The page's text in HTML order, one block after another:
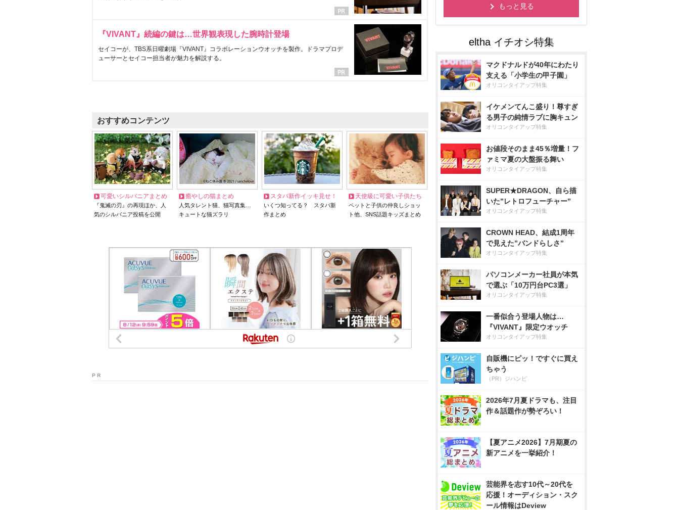
『VIVANT』続編の鍵は…世界観表現した腕時計登場
セイコーが、TBS系日曜劇場『VIVANT』コラボレーションウオッチを製作。ドラマプロデ
ューサーとセイコー担当者が魅力を解説する。
おすすめコンテンツ
可愛いシルバニアまとめ
『鬼滅の刃』の再現ほか、人
気のシルバニア投稿を公開
癒やしの猫まとめ
人気タレント猫、猫写真集…
キュートな猫ズラリ
スタバ新作イッキ見せ！
いくつ知ってる？ スタバ新
作まとめ
天使級に可愛い子供たち
ペットと子供の仲良しショッ
ト他、SNS話題キッズまとめ
P R
もっと見る
マクドナルドが40年にわたり
支える「小学生の甲子園」
オリコンタイアップ特集
イケメンてんこ盛り！尊すぎ
る男子の純情ラブに胸キュン
オリコンタイアップ特集
お値段そのまま45％増量！フ
ァミマ夏の大盤振る舞い
オリコンタイアップ特集
SUPER★DRAGON、自ら描
いた”レトロフューチャー”
オリコンタイアップ特集
CROWN HEAD、結成1周年
で見えた”バンドらしさ”
オリコンタイアップ特集
パソコンメーカー社員が本気
で選ぶ「10万円台PC3選」
オリコンタイアップ特集
一番似合う登場人物は…
『VIVANT』限定ウオッチ
オリコンタイアップ特集
自販機にピッ！ですぐに買え
ちゃう
（PR）ジハンピ
2026年7月夏ドラマも、注目
作＆話題作が勢ぞろい！
【夏アニメ2026】7月期夏の
新アニメを一挙紹介！
芸能界を志す10代～20代を
応援！オーディション・スク
ール情報はDeview